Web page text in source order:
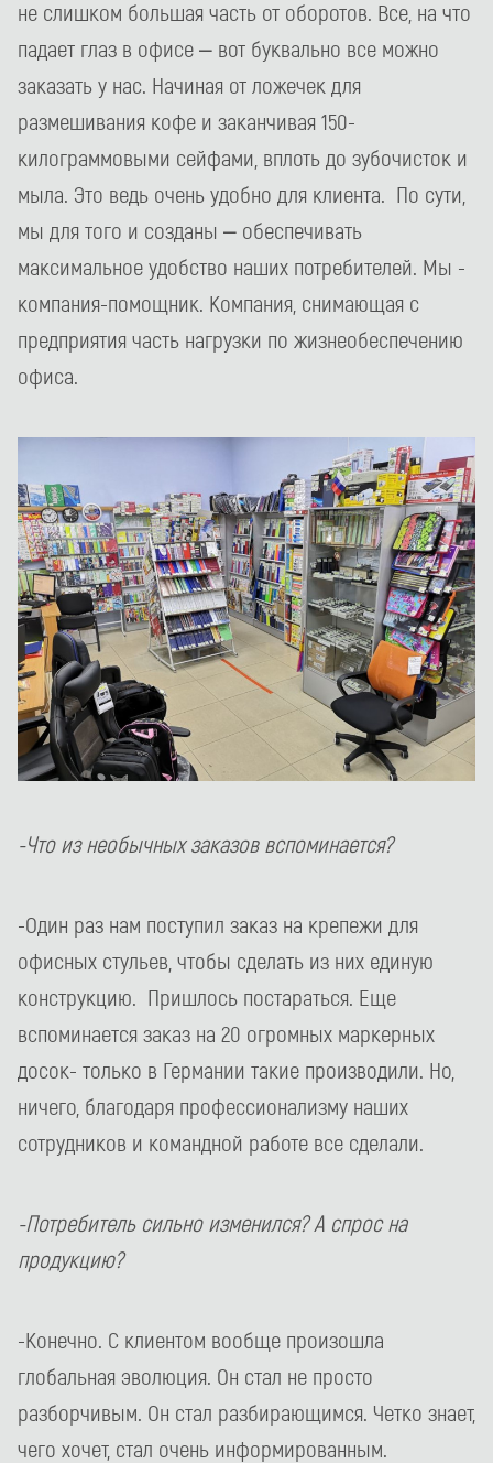
не слишком большая часть от оборотов. Все, на что
падает глаз в офисе – вот буквально все можно
заказать у нас. Начиная от ложечек для
размешивания кофе и заканчивая 150-
килограммовыми сейфами, вплоть до зубочисток и
мыла. Это ведь очень удобно для клиента. По сути,
мы для того и созданы – обеспечивать
максимальное удобство наших потребителей. Мы -
компания-помощник. Компания, снимающая с
предприятия часть нагрузки по жизнеобеспечению
офиса.
-Что из необычных заказов вспоминается?
-Один раз нам поступил заказ на крепежи для
офисных стульев, чтобы сделать из них единую
конструкцию. Пришлось постараться. Еще
вспоминается заказ на 20 огромных маркерных
досок- только в Германии такие производили. Но,
ничего, благодаря профессионализму наших
сотрудников и командной работе все сделали.
-Потребитель сильно изменился? А спрос на
продукцию?
-Конечно. С клиентом вообще произошла
глобальная эволюция. Он стал не просто
разборчивым. Он стал разбирающимся. Четко знает,
чего хочет, стал очень информированным.